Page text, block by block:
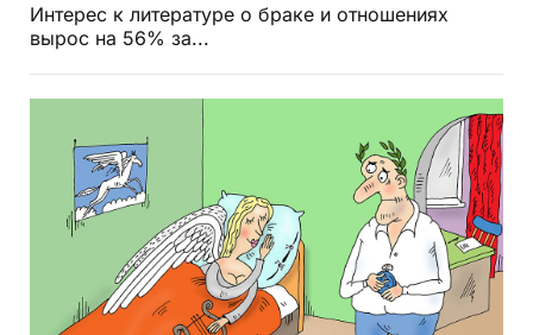
Интерес к литературе о браке и отношениях
вырос на 56% за...